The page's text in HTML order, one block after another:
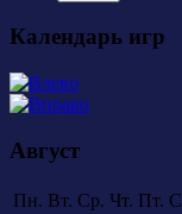
Календарь игр
Август
Пн. Вт. Ср. Чт. Пт.